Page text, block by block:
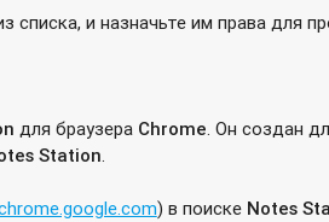
списка, и назначьте им права для
для браузера Chrome . Он создан
Station
) в поиске Notes